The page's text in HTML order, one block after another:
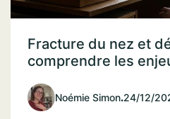
Fracture du nez et
comprendre les
Noémie Simon.24/12/